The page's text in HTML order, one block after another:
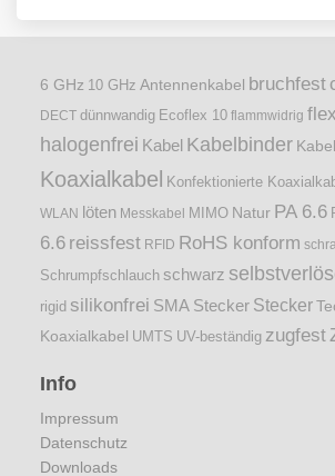
6 GHz 10 GHz Antennenkabel bruchfest
DECT dünnwandig Ecoflex 10 flammwidrig
halogenfrei Kabel Kabelbinder
Koaxialkabel Konfektionierte
WLAN löten Messkabel MIMO Natur PA 6.6
6.6 reissfest RFID RoHS konform
Schrumpfschlauch schwarz
rigid silikonfrei SMA Stecker Stecker
Koaxialkabel UMTS UV-beständig zugfest
Info
Impressum
Datenschutz
Downloads